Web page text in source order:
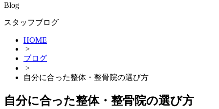
Blog
スタッフブログ
HOME
>
ブログ
>
自分に合った整体・整骨院の選び方
自分に合った整体・整骨院の選び方